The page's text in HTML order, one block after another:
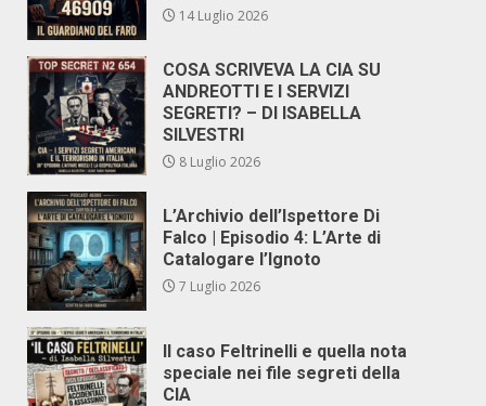
14 Luglio 2026
COSA SCRIVEVA LA CIA SU
ANDREOTTI E I SERVIZI
SEGRETI? – DI ISABELLA
SILVESTRI
8 Luglio 2026
L’Archivio dell’Ispettore Di
Falco | Episodio 4: L’Arte di
Catalogare l’Ignoto
7 Luglio 2026
Il caso Feltrinelli e quella nota
speciale nei file segreti della
CIA